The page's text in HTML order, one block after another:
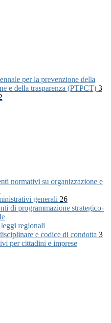
per la prevenzione della
e della trasparenza (PTPCT) 3
normativi su organizzazione e
generali 26
di programmazione strategico-
leggi regionali
e codice di condotta 3
per cittadini e imprese